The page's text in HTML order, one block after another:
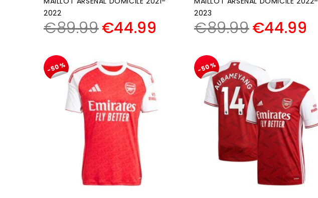
2022
€89.99€44.99
2023
€89.99€44.99
-50% -50%